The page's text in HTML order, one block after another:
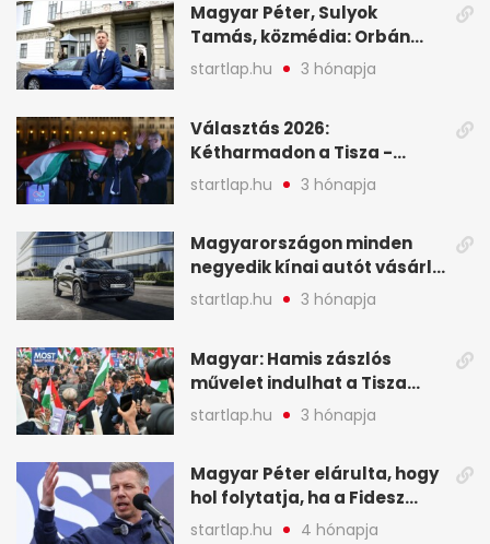
Magyar Péter, Sulyok
Tamás, közmédia: Orbán
Viktor április 13. óta hallgat,
közben pörögnek az
startlap.hu 3 hónapja
Választás 2026:
Kétharmadon a Tisza -
mutatjuk, hogyan alakulnak
a mandátumok
startlap.hu 3 hónapja
Magyarországon minden
negyedik kínai autót vásárló
a Chery mellett döntött (X)
startlap.hu 3 hónapja
Magyar: Hamis zászlós
művelet indulhat a Tisza
ellen a választás napján - A
hét legfontosabb eseményei
startlap.hu 3 hónapja
Magyar Péter elárulta, hogy
hol folytatja, ha a Fidesz
nyeri a választást - A hét
startlap.hu 4 hónapja